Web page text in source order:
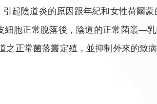
起陰道炎的原因跟年紀和女性荷爾
胞正常脫落後，陰道的正常菌叢—
之正常菌落叢定殖，並抑制外來的致